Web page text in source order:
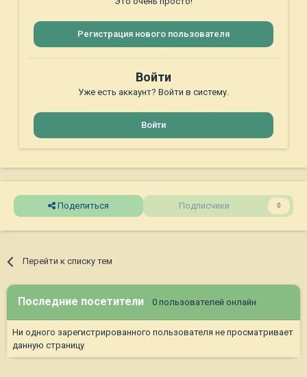
Регистрация нового пользователя
Войти
Уже есть аккаунт? Войти в систему.
Войти
Поделиться Подписчики 0
Перейти к списку тем
Последние посетители 0 пользователей онлайн
Ни одного зарегистрированного пользователя не просматривает
данную страницу